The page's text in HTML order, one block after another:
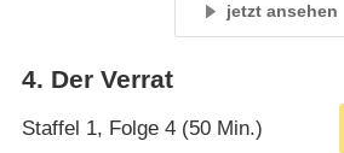
jetzt ansehen
4. Der Verrat
Staffel 1, Folge 4 (50 Min.)